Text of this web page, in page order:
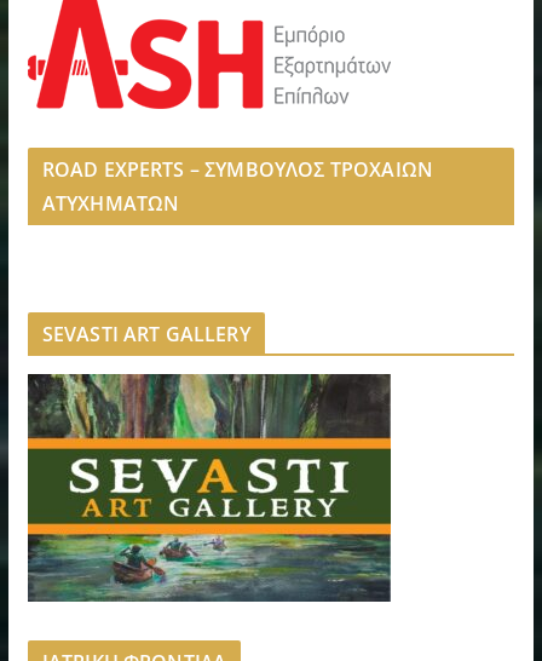
ROAD EXPERTS – ΣΥΜΒΟΥΛΟΣ ΤΡΟΧΑΙΩΝ
ΑΤΥΧΗΜΑΤΩΝ
SEVASTI ART GALLERY